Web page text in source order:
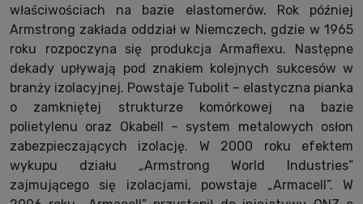
właściwościach na bazie elastomerów. Rok później
Armstrong zakłada oddział w Niemczech, gdzie w 1965
roku rozpoczyna się produkcja Armaflexu. Następne
dekady upływają pod znakiem kolejnych sukcesów w
branży izolacyjnej. Powstaje Tubolit – elastyczna pianka
o zamkniętej strukturze komórkowej na bazie
polietylenu oraz Okabell – system metalowych osłon
zabezpieczających izolację. W 2000 roku efektem
wykupu działu „Armstrong World Industries”
zajmującego się izolacjami, powstaje „Armacell”. W